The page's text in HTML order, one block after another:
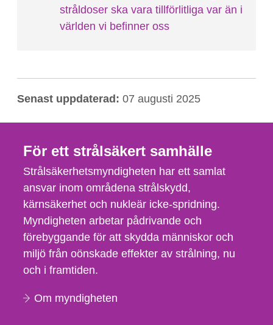
stråldoser ska vara tillförlitliga var än i
världen vi befinner oss
Senast uppdaterad: 07 augusti 2025
För ett strålsäkert samhälle
Strålsäkerhetsmyndigheten har ett samlat
ansvar inom områdena strålskydd,
kärnsäkerhet och nukleär icke-spridning.
Myndigheten arbetar pådrivande och
förebyggande för att skydda människor och
miljö från oönskade effekter av strålning, nu
och i framtiden.
Om myndigheten